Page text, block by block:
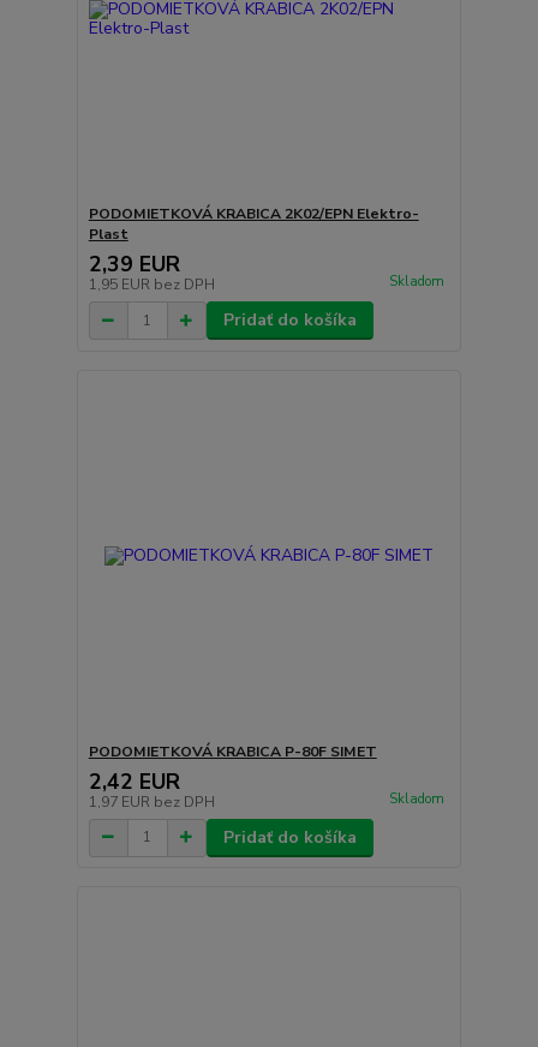
PODOMIETKOVÁ KRABICA 2K02/EPN Elektro-
Plast
2,39 EUR
1,95 EUR bez DPH Skladom
Pridať do košíka
PODOMIETKOVÁ KRABICA P-80F SIMET
2,42 EUR
1,97 EUR bez DPH Skladom
Pridať do košíka